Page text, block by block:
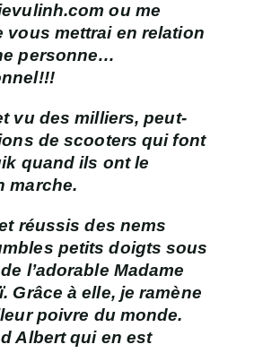
ou me
vous mettrai en relation
personne…
vu des milliers, peut-
de scooters qui font
quand ils ont le
marche.
réussisdes nems
petits doigts sous
l’adorable Madame
Grâce à elle, je ramène
poivre du monde.
Albert qui en est